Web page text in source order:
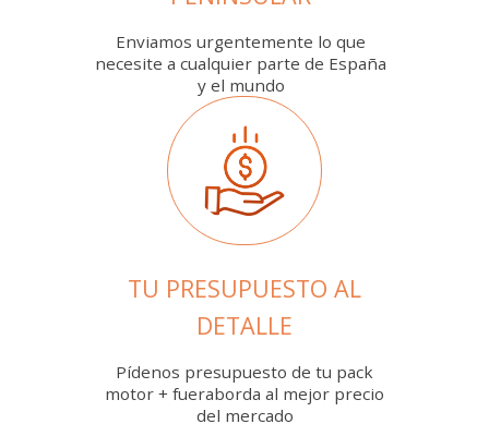
Enviamos urgentemente lo que
necesite a cualquier parte de España
y el mundo
TU PRESUPUESTO AL
DETALLE
Pídenos presupuesto de tu pack
motor + fueraborda al mejor precio
del mercado